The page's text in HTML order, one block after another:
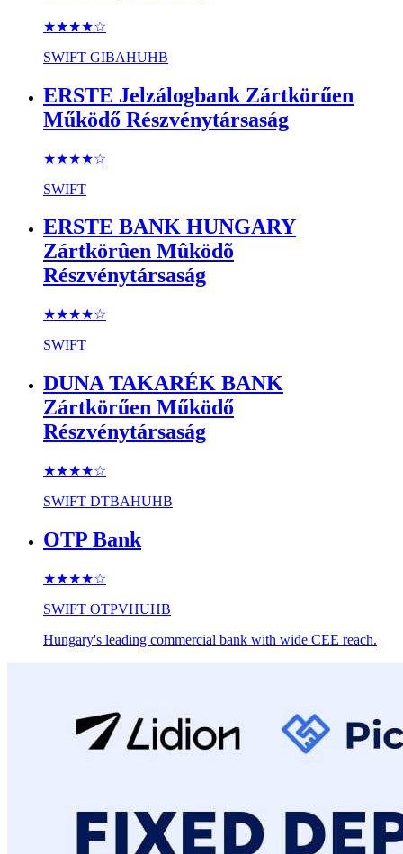
★★★★☆
SWIFT GIBAHUHB
ERSTE Jelzálogbank Zártkörűen
Működő Részvénytársaság
★★★★☆
SWIFT
ERSTE BANK HUNGARY
Zártkörûen Mûködõ
Részvénytársaság
★★★★☆
SWIFT
DUNA TAKARÉK BANK
Zártkörűen Működő
Részvénytársaság
★★★★☆
SWIFT DTBAHUHB
OTP Bank
★★★★☆
SWIFT OTPVHUHB
Hungary's leading commercial bank with wide CEE reach.